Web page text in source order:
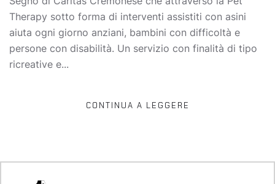
Therapy sotto forma di interventi assistiti con asini
aiuta ogni giorno anziani, bambini con difficoltà e
persone con disabilità. Un servizio con finalità di tipo
ricreative e...
CONTINUA A LEGGERE